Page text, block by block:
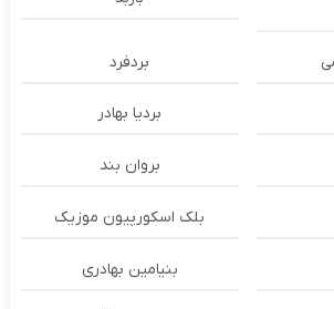
بردفرد
بردیا بهادر
بروان بند
بلک اسکورپیون موزیک
بنیامین بهادری